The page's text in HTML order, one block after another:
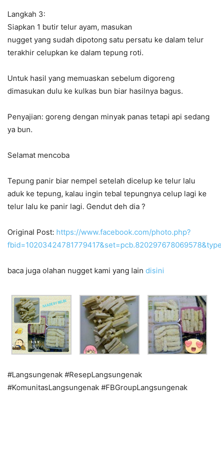
Langkah 3:
Siapkan 1 butir telur ayam, masukan
nugget yang sudah dipotong satu persatu ke dalam telur
terakhir celupkan ke dalam tepung roti.
Untuk hasil yang memuaskan sebelum digoreng
dimasukan dulu ke kulkas bun biar hasilnya bagus.
Penyajian: goreng dengan minyak panas tetapi api sedang
ya bun.
Selamat mencoba
Tepung panir biar nempel setelah dicelup ke telur lalu
aduk ke tepung, kalau ingin tebal tepungnya celup lagi ke
telur lalu ke panir lagi. Gendut deh dia ?
Original Post: https://www.facebook.com/photo.php?
baca juga olahan nugget kami yang lain disini
#Langsungenak #ResepLangsungenak
#KomunitasLangsungenak #FBGroupLangsungenak